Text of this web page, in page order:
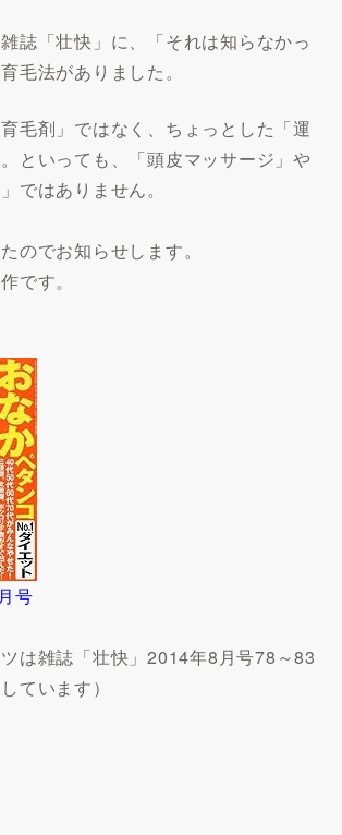
誌「壮快」に、「それは知らなかっ
毛法がありました。
育毛剤」ではなく、ちょっとした「運
といっても、「頭皮マッサージ」や
ではありません。
のでお知らせします。
です。
号
ツは雑誌「壮快」2014年8月号78～83
ています）